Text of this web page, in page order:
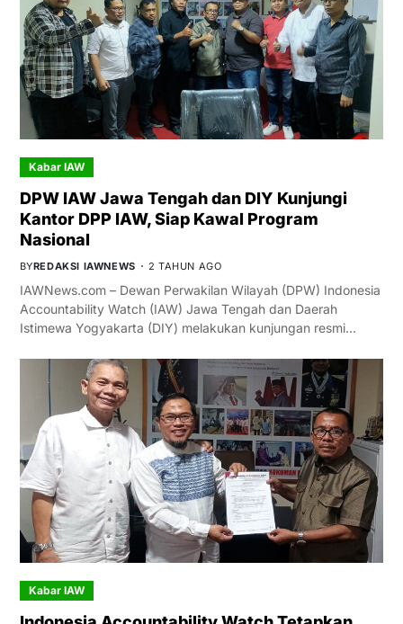
Kabar IAW
DPW IAW Jawa Tengah dan DIY Kunjungi
Kantor DPP IAW, Siap Kawal Program
Nasional
BYREDAKSI IAWNEWS 2 TAHUN AGO
IAWNews.com – Dewan Perwakilan Wilayah (DPW) Indonesia
Accountability Watch (IAW) Jawa Tengah dan Daerah
Istimewa Yogyakarta (DIY) melakukan kunjungan resmi…
Kabar IAW